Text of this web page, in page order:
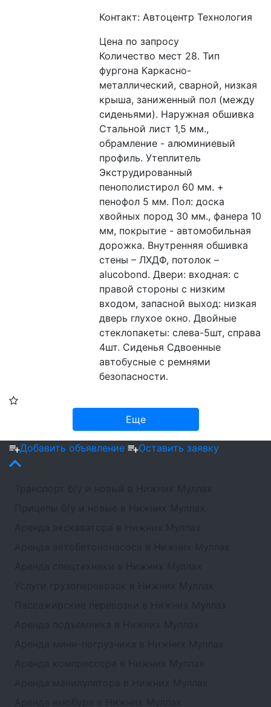
Контакт: Автоцентр Технология
Цена по запросу
Количество мест 28. Тип
фургона Каркасно-
металлический, сварной, низкая
крыша, заниженный пол (между
сиденьями). Наружная обшивка
Стальной лист 1,5 мм.,
обрамление - алюминиевый
профиль. Утеплитель
Экструдированный
пенополистирол 60 мм. +
пенофол 5 мм. Пол: доска
хвойных пород 30 мм., фанера 10
мм, покрытие - автомобильная
дорожка. Внутренняя обшивка
стены – ЛХДФ, потолок –
alucobond. Двери: входная: с
правой стороны с низким
входом, запасной выход: низкая
дверь глухое окно. Двойные
стеклопакеты: слева-5шт, справа
4шт. Сиденья Сдвоенные
автобусные с ремнями
безопасности.
Еще
Добавить объявление Оставить заявку